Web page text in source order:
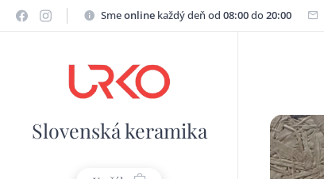
Smeonline každý deň od 08:00do20:00
Slovenská keramika